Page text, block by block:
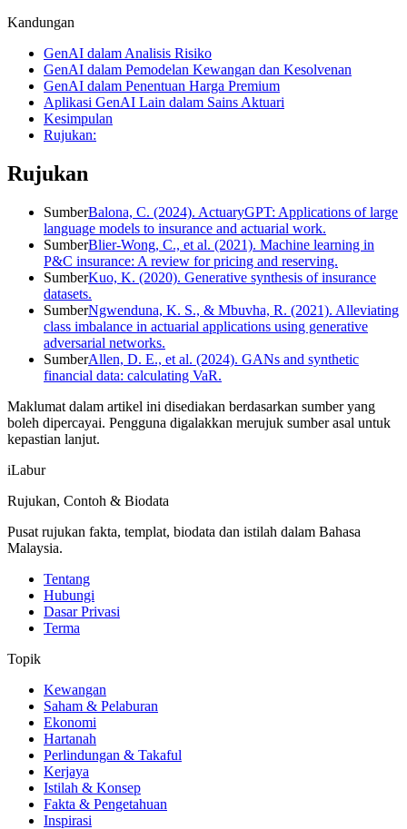
Kandungan
GenAI dalam Analisis Risiko
GenAI dalam Pemodelan Kewangan dan Kesolvenan
GenAI dalam Penentuan Harga Premium
Aplikasi GenAI Lain dalam Sains Aktuari
Kesimpulan
Rujukan:
Rujukan
SumberBalona, C. (2024). ActuaryGPT: Applications of large
language models to insurance and actuarial work.
SumberBlier-Wong, C., et al. (2021). Machine learning in
P&C insurance: A review for pricing and reserving.
SumberKuo, K. (2020). Generative synthesis of insurance
datasets.
SumberNgwenduna, K. S., & Mbuvha, R. (2021). Alleviating
class imbalance in actuarial applications using generative
adversarial networks.
SumberAllen, D. E., et al. (2024). GANs and synthetic
financial data: calculating VaR.
Maklumat dalam artikel ini disediakan berdasarkan sumber yang
boleh dipercayai. Pengguna digalakkan merujuk sumber asal untuk
kepastian lanjut.
iLabur
Rujukan, Contoh & Biodata
Pusat rujukan fakta, templat, biodata dan istilah dalam Bahasa
Malaysia.
Tentang
Hubungi
Dasar Privasi
Terma
Topik
Kewangan
Saham & Pelaburan
Ekonomi
Hartanah
Perlindungan & Takaful
Kerjaya
Istilah & Konsep
Fakta & Pengetahuan
Inspirasi